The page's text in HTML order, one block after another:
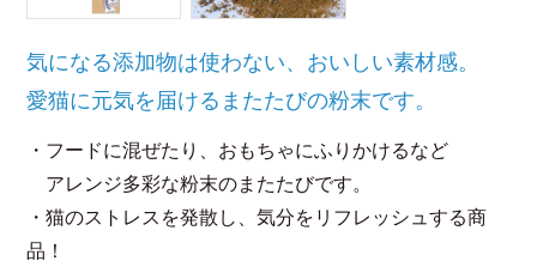
気になる添加物は使わない、おいしい素材感。
愛猫に元気を届けるまたたびの粉末です。
・フードに混ぜたり、おもちゃにふりかけるなど
アレンジ多彩な粉末のまたたびです。
・猫のストレスを発散し、気分をリフレッシュする商
品！